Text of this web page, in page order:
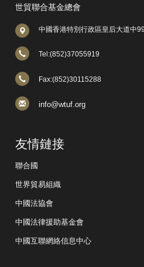
世貿聯合基金總會
中國香港特別行政區皇后大道中
Tel:(852)37055919
Fax:(852)30115288
info@wtuf.org
友情鏈接
聯合國
世界貿易組織
中國法協會
中國法律援助基金會
中國互聯網絡信息中心